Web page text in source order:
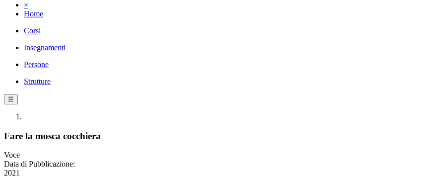
×
Home
Corsi
Insegnamenti
Persone
Strutture
☰
Fare la mosca cocchiera
Voce
Data di Pubblicazione:
2021